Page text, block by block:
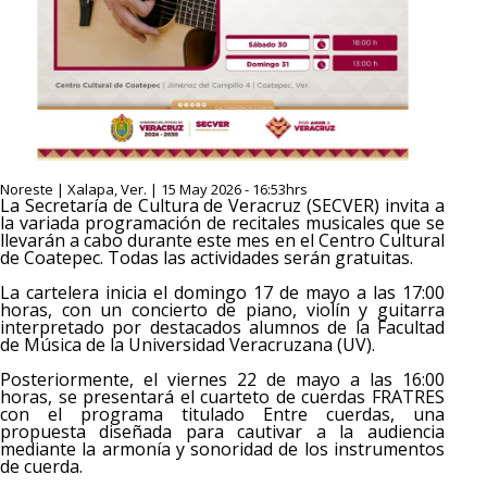
Noreste | Xalapa, Ver. | 15 May 2026 - 16:53hrs
La Secretaría de Cultura de Veracruz (SECVER) invita a
la variada programación de recitales musicales que se
llevarán a cabo durante este mes en el Centro Cultural
de Coatepec. Todas las actividades serán gratuitas.
La cartelera inicia el domingo 17 de mayo a las 17:00
horas, con un concierto de piano, violín y guitarra
interpretado por destacados alumnos de la Facultad
de Música de la Universidad Veracruzana (UV).
Posteriormente, el viernes 22 de mayo a las 16:00
horas, se presentará el cuarteto de cuerdas FRATRES
con el programa titulado Entre cuerdas, una
propuesta diseñada para cautivar a la audiencia
mediante la armonía y sonoridad de los instrumentos
de cuerda.